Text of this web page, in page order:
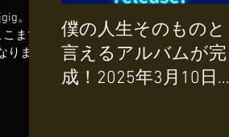
。
まで
まし
僕の人生そのものと
言えるアルバムが完
成！2025年3月10日リ